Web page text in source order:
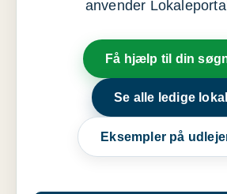
anvender
Få hjælp til din
Se alle ledige
Eksempler på